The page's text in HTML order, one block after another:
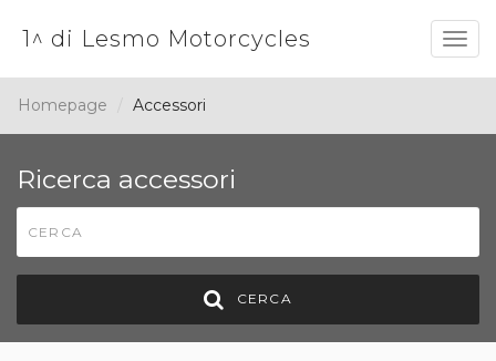
1^ di Lesmo Motorcycles
Homepage Accessori
Ricerca accessori
CERCA